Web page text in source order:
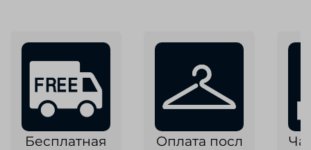
Бесплатная
Оплата посл